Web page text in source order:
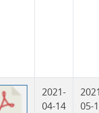
2021-
04-14
05-